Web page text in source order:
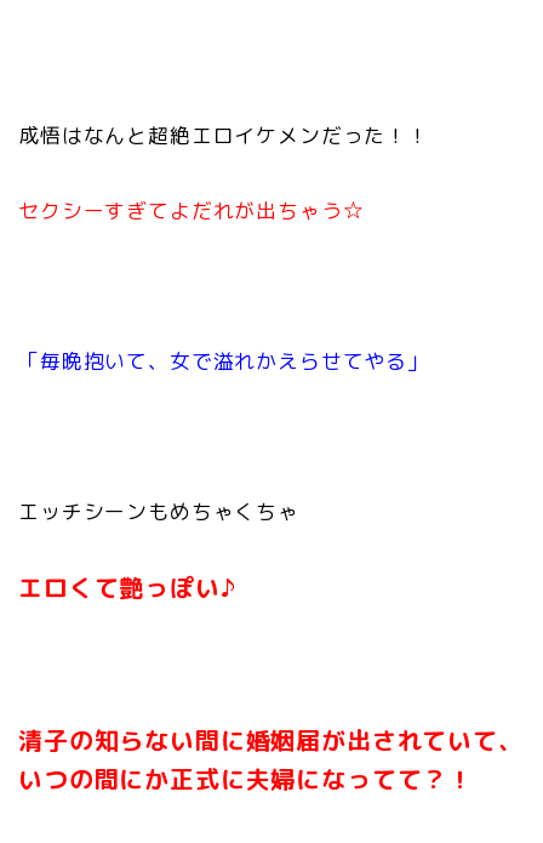
成悟はなんと超絶エロイケメンだった！！
セクシーすぎてよだれが出ちゃう☆
「毎晩抱いて、女で溢れかえらせてやる」
エッチシーンもめちゃくちゃ
エロくて艶っぽい♪
清子の知らない間に婚姻届が出されていて、
いつの間にか正式に夫婦になってて？！